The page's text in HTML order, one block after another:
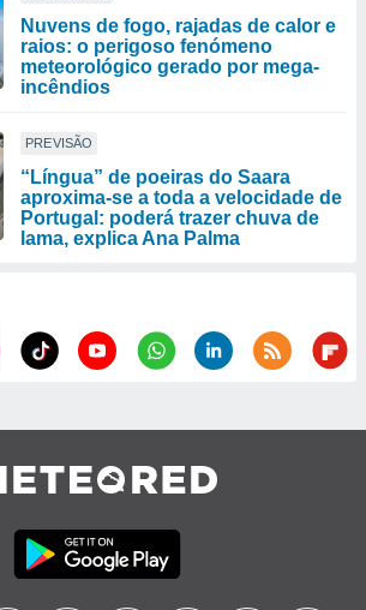
Nuvens de fogo, rajadas de calor e
raios: o perigoso fenómeno
meteorológico gerado por mega-
incêndios
PREVISÃO
“Língua” de poeiras do Saara
aproxima-se a toda a velocidade de
Portugal: poderá trazer chuva de
lama, explica Ana Palma